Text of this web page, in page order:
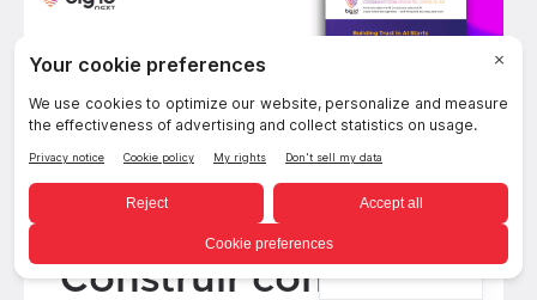
Construir confiança
Portuguese